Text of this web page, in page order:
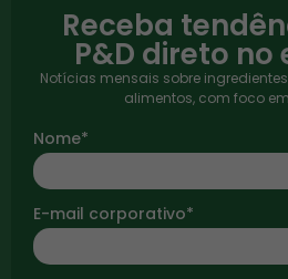
Receba
P&D direto
Notícias mensais sobre
alimentos, com foco
Nome*
E-mail corporativo*